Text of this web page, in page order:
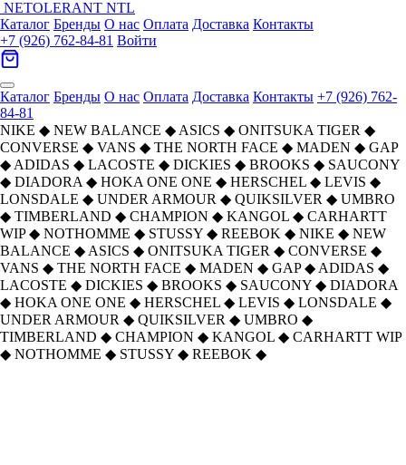
NETOLERANT NTL
Каталог Бренды О нас Оплата Доставка Контакты
+7 (926) 762-84-81 Войти
Каталог Бренды О нас Оплата Доставка Контакты +7 (926) 762-
84-81
NIKE ◆ NEW BALANCE ◆ ASICS ◆ ONITSUKA TIGER ◆
CONVERSE ◆ VANS ◆ THE NORTH FACE ◆ MADEN ◆ GAP
◆ ADIDAS ◆ LACOSTE ◆ DICKIES ◆ BROOKS ◆ SAUCONY
◆ DIADORA ◆ HOKA ONE ONE ◆ HERSCHEL ◆ LEVIS ◆
LONSDALE ◆ UNDER ARMOUR ◆ QUIKSILVER ◆ UMBRO
◆ TIMBERLAND ◆ CHAMPION ◆ KANGOL ◆ CARHARTT
WIP ◆ NOTHOMME ◆ STUSSY ◆ REEBOK ◆ NIKE ◆ NEW
BALANCE ◆ ASICS ◆ ONITSUKA TIGER ◆ CONVERSE ◆
VANS ◆ THE NORTH FACE ◆ MADEN ◆ GAP ◆ ADIDAS ◆
LACOSTE ◆ DICKIES ◆ BROOKS ◆ SAUCONY ◆ DIADORA
◆ HOKA ONE ONE ◆ HERSCHEL ◆ LEVIS ◆ LONSDALE ◆
UNDER ARMOUR ◆ QUIKSILVER ◆ UMBRO ◆
TIMBERLAND ◆ CHAMPION ◆ KANGOL ◆ CARHARTT WIP
◆ NOTHOMME ◆ STUSSY ◆ REEBOK ◆